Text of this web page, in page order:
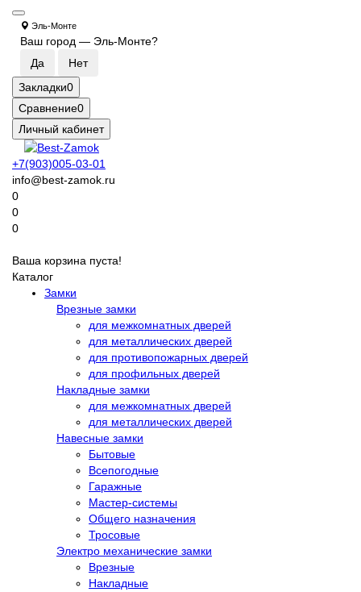
Эль-Монте
Ваш город — Эль-Монте?
Закладки0
Сравнение0
Личный кабинет
+7(903)005-03-01
info@best-zamok.ru
0
0
0
Ваша корзина пуста!
Каталог
Замки
Врезные замки
для межкомнатных дверей
для металлических дверей
для противопожарных дверей
для профильных дверей
Накладные замки
для межкомнатных дверей
для металлических дверей
Навесные замки
Бытовые
Всепогодные
Гаражные
Мастер-системы
Общего назначения
Тросовые
Электро механические замки
Врезные
Накладные